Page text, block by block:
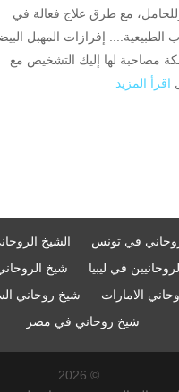
مع طرق علاج فعالة في
الطبيعية.... إفرازات المهبل
مصاحبة لها إليك التشخيص مع
اقرأ المزيد
في تونس
الشيخ
في ليبيا
شيخ
الامارات
شيخ روحاني
شيخ روحاني في مصر
© 2026